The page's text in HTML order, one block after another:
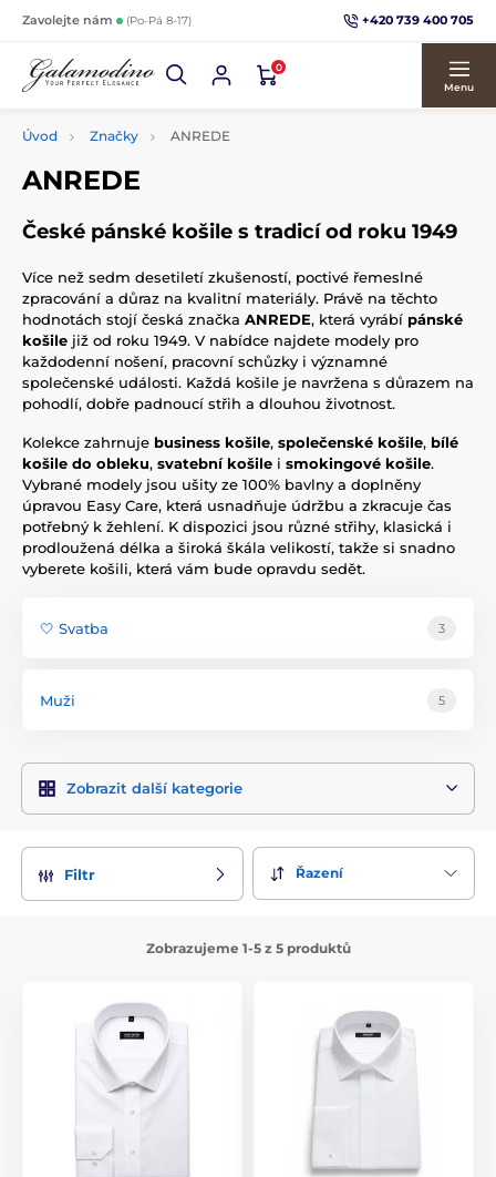
Zavolejte nám (Po-Pá 8-17) +420 739 400 705
0
Menu
Úvod Značky ANREDE
ANREDE
České pánské košile s tradicí od roku 1949
Více než sedm desetiletí zkušeností, poctivé řemeslné
zpracování a důraz na kvalitní materiály. Právě na těchto
hodnotách stojí česká značka ANREDE, která vyrábí pánské
košile již od roku 1949. V nabídce najdete modely pro
každodenní nošení, pracovní schůzky i významné
společenské události. Každá košile je navržena s důrazem na
pohodlí, dobře padnoucí střih a dlouhou životnost.
Kolekce zahrnuje business košile, společenské košile, bílé
košile do obleku, svatební košile i smokingové košile.
Vybrané modely jsou ušity ze 100% bavlny a doplněny
úpravou Easy Care, která usnadňuje údržbu a zkracuje čas
potřebný k žehlení. K dispozici jsou různé střihy, klasická i
prodloužená délka a široká škála velikostí, takže si snadno
vyberete košili, která vám bude opravdu sedět.
🤍 Svatba 3
Muži 5
Zobrazit další kategorie
Filtr Řazení
Zobrazujeme 1-5 z 5 produktů